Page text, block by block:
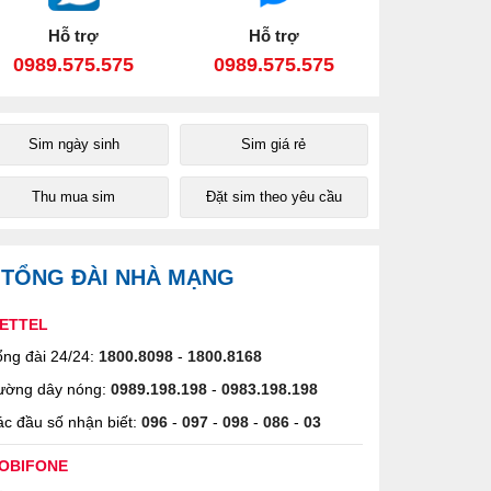
Hỗ trợ
0989.575.575
Hỗ trợ
0989.575.575
Sim ngày sinh Sim giá rẻ
Thu mua sim Đặt sim theo yêu cầu
TỔNG ĐÀI NHÀ MẠNG
đài 24/24: 1800.8098 - 1800.8168
dây nóng: 0989.198.198 - 0983.198.198
đầu số nhận biết: 096 - 097 - 098 - 086 - 03